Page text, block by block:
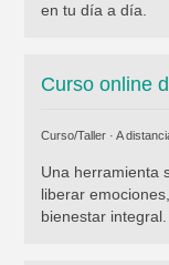
en tu día a día.
Curso online
Curso/Taller · A
Una herramienta
liberar
bienestar integral.